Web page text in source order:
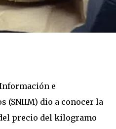
e
(SNIIM) dio a conocer la
precio del kilogramo